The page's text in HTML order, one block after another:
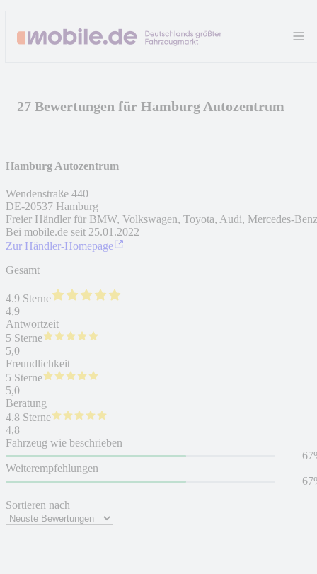
27 Bewertungen für Hamburg Autozentrum
Sortieren nach
Hamburg Autozentrum
Wendenstraße 440
DE-20537 Hamburg
Freier Händler für BMW, Volkswagen, Toyota, Audi, Mercedes-Benz
Bei mobile.de seit 25.01.2022
Zur Händler-Homepage
Gesamt
4.9 Sterne
4,9
Antwortzeit
5 Sterne
5,0
Freundlichkeit
5 Sterne
5,0
Beratung
4.8 Sterne
4,8
Fahrzeug wie beschrieben
Weiterempfehlungen